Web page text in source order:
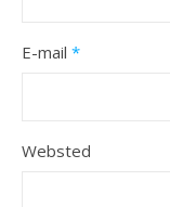
E-mail *
Websted